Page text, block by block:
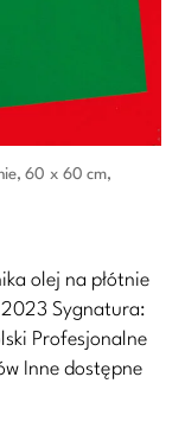
60 x 60 cm,
olej na płótnie
Sygnatura:
Profesjonalne
Inne dostępne